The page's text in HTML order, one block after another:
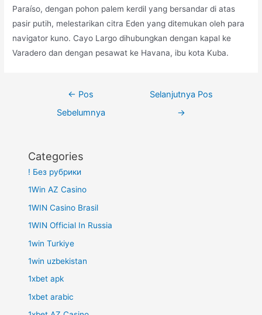
Paraíso, dengan pohon palem kerdil yang bersandar di atas
pasir putih, melestarikan citra Eden yang ditemukan oleh para
navigator kuno. Cayo Largo dihubungkan dengan kapal ke
Varadero dan dengan pesawat ke Havana, ibu kota Kuba.
← Pos
Sebelumnya
Selanjutnya Pos
→
Categories
! Без рубрики
1Win AZ Casino
1WIN Casino Brasil
1WIN Official In Russia
1win Turkiye
1win uzbekistan
1xbet apk
1xbet arabic